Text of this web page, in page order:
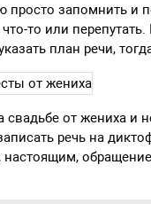
просто запомнить
то или
план речи,
свадьбе от жениха
речь на